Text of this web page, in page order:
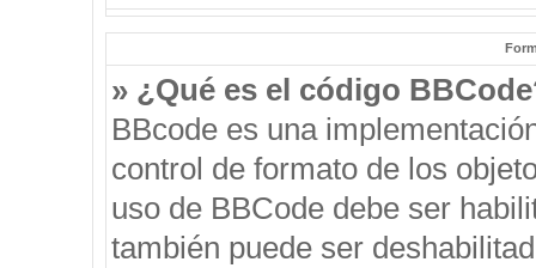
» ¿Qué es el código
BBcode es una
control de formato de los
uso de BBCode debe ser
también puede ser